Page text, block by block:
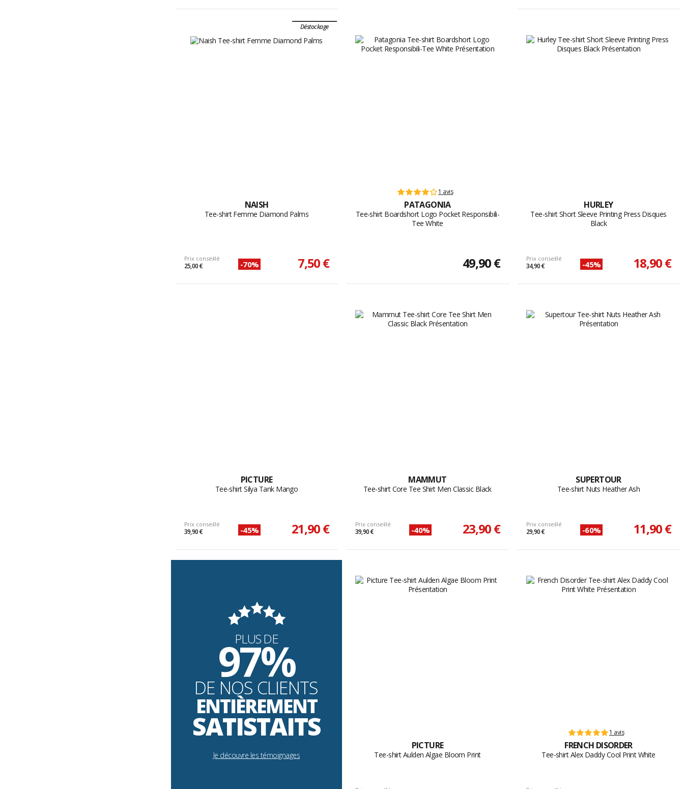
Déstockage
NAISH
Tee-shirt Femme Diamond Palms
Prix conseillé
25,00 € -70% 7,50 €
1 avis
PATAGONIA
Tee-shirt Boardshort Logo Pocket Responsibili-
Tee White
49,90 €
HURLEY
Tee-shirt Short Sleeve Printing Press Disques
Black
Prix conseillé
34,90 € -45% 18,90 €
PICTURE
Tee-shirt Silya Tank Mango
Prix conseillé
39,90 € -45% 21,90 €
MAMMUT
Tee-shirt Core Tee Shirt Men Classic Black
Prix conseillé
39,90 € -40% 23,90 €
SUPERTOUR
Tee-shirt Nuts Heather Ash
Prix conseillé
29,90 € -60% 11,90 €
PLUS DE
97%
DE NOS CLIENTS
ENTIÈREMENT
SATISTAITS
Je découvre les témoignages
PICTURE
Tee-shirt Aulden Algae Bloom Print
1 avis
FRENCH DISORDER
Tee-shirt Alex Daddy Cool Print White